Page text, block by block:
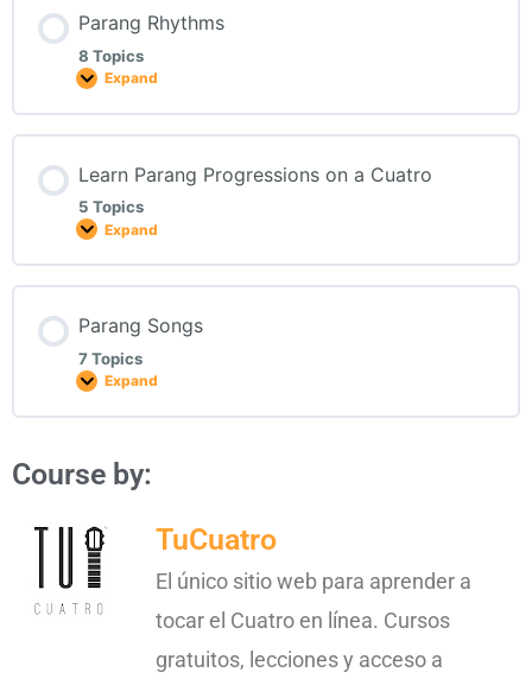
Parang Rhythms
8 Topics
Expand
Learn Parang Progressions on a Cuatro
5 Topics
Expand
Parang Songs
7 Topics
Expand
Course by:
TuCuatro
El único sitio web para aprender a
tocar el Cuatro en línea. Cursos
gratuitos, lecciones y acceso a